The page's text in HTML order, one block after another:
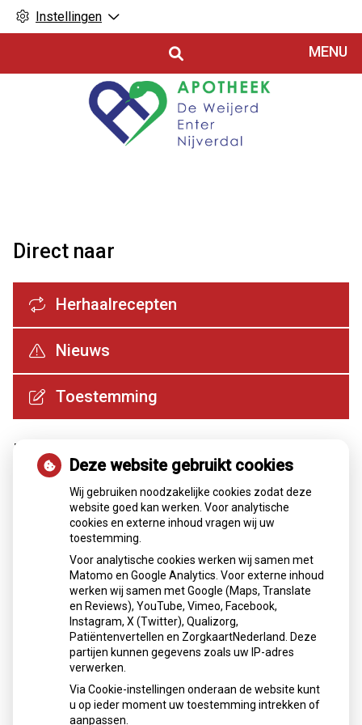
Instellingen
MENU
Medische encyclopedie
Alles over medicijnen
Betrouwbare informatie van de apotheker
Apotheek.nl
Alles over medicijnen.
Betrouwbare informatie van de
apotheker.
Wat zoekt u?
Zoeken
Direct naar
Herhaalrecepten
Nieuws
Toestemming
Deze website gebruikt cookies
Wij gebruiken noodzakelijke cookies zodat deze
website goed kan werken. Voor analytische
cookies en externe inhoud vragen wij uw
toestemming.
Voor analytische cookies werken wij samen met
Matomo en Google Analytics. Voor externe inhoud
werken wij samen met Google (Maps, Translate
en Reviews), YouTube, Vimeo, Facebook,
Instagram, X (Twitter), Qualizorg,
Patiëntenvertellen en ZorgkaartNederland. Deze
partijen kunnen gegevens zoals uw IP-adres
verwerken.
Via Cookie-instellingen onderaan de website kunt
u op ieder moment uw toestemming intrekken of
aanpassen.